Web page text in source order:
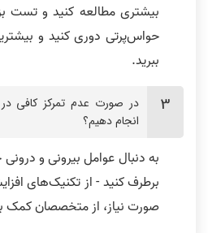
بیشتری مطالعه کنید و تست
حواس‌پرتی دوری کنید و
ببرید.
در صورت عدم تمرکز کافی در
انجام دهیم؟
به دنبال عوامل بیرونی و
برطرف کنید - از تکنیک‌های
صورت نیاز، از متخصصان کمک